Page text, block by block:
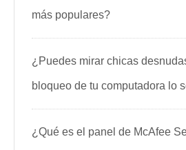
más populares?
¿Puedes mirar chicas
bloqueo de tu computadora lo
¿Qué es el panel de McAfee